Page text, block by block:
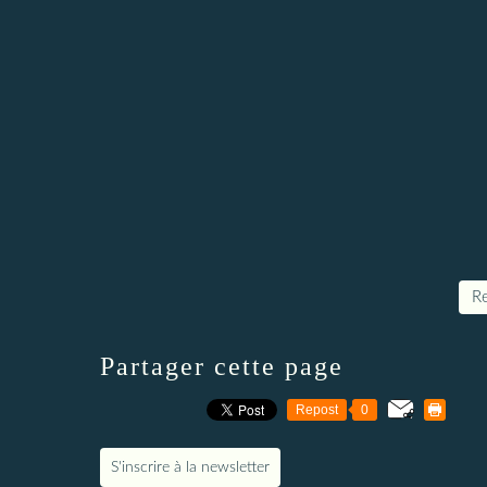
Partager cette page
Repost 0
S'inscrire à la newsletter